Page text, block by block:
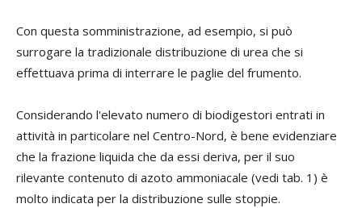
Con questa somministrazione, ad esempio, si può
surrogare la tradizionale distribuzione di urea che si
effettuava prima di interrare le paglie del frumento.
Considerando l'elevato numero di biodigestori entrati in
attività in particolare nel Centro-Nord, è bene evidenziare
che la frazione liquida che da essi deriva, per il suo
rilevante contenuto di azoto ammoniacale (vedi tab. 1) è
molto indicata per la distribuzione sulle stoppie.